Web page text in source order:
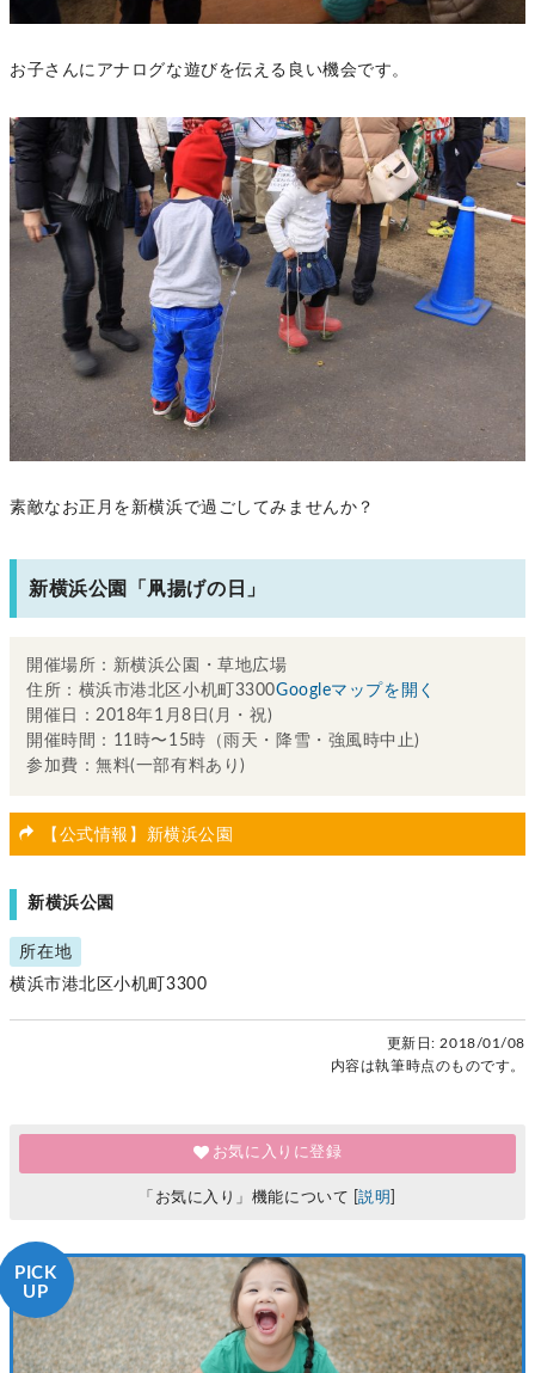
お子さんにアナログな遊びを伝える良い機会です。
素敵なお正月を新横浜で過ごしてみませんか？
新横浜公園「凧揚げの日」
開催場所：新横浜公園・草地広場
住所：横浜市港北区小机町3300Googleマップを開く
開催日：2018年1月8日(月・祝)
開催時間：11時〜15時（雨天・降雪・強風時中止)
参加費：無料(一部有料あり)
【公式情報】新横浜公園
新横浜公園
所在地
横浜市港北区小机町3300
更新日: 2018/01/08
内容は執筆時点のものです。
お気に入りに登録
「お気に入り」機能について [説明
PICK
UP